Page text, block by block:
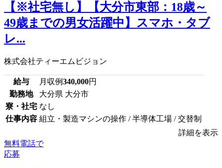
【※社宅無し】【大分市東部：18歳～
49歳までの男女活躍中】スマホ・タブ
レ...
株式会社ティーエムビジョン
給与 月収例340,000円
勤務地
大分県 大分市
寮・社宅 なし
仕事内容 組立・製造マシンの操作 / 半導体工場 / 交替制
詳細を表示
無料電話で
応募